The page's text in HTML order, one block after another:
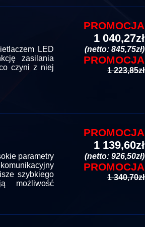
LED
zasilania
czyni z niej
PROMOCJA
1 040,27zł
(netto: 845,75zł)
PROMOCJA
1 223,85zł
parametry
szybkiego
możliwość
PROMOCJA
1 139,60zł
(netto: 926,50zł)
PROMOCJA
1 340,70zł